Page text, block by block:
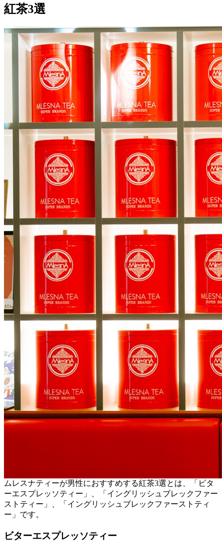
紅茶3選
ムレスナティーが男性におすすめする紅茶3選とは、「ビタ
ーエスプレッソティー」、「イングリッシュブレックファー
ストティー」、「イングリッシュブレックファーストティ
ー」です。
ビターエスプレッソティー